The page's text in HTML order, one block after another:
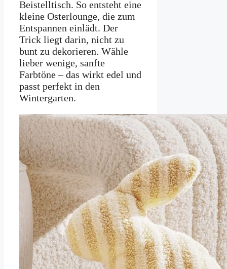
Beistelltisch. So entsteht eine
kleine Osterlounge, die zum
Entspannen einlädt. Der
Trick liegt darin, nicht zu
bunt zu dekorieren. Wähle
lieber wenige, sanfte
Farbtöne – das wirkt edel und
passt perfekt in den
Wintergarten.